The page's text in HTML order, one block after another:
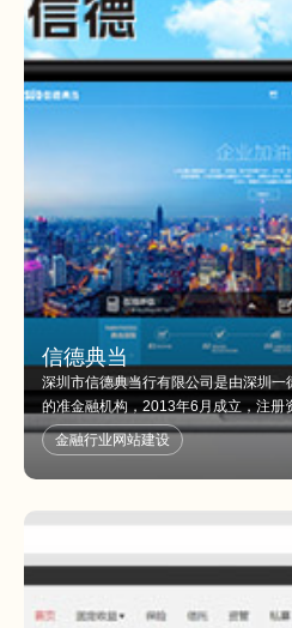
信德典当
深圳市信德典当行有限公司是由深圳
的准金融机构，2013年6月成立，注册
从事房地产、机动车、民用品等不动
当品销售并提供鉴定、评估及咨询服务
力，发展成为典当、担保、寄卖三位
金融行业网站建设